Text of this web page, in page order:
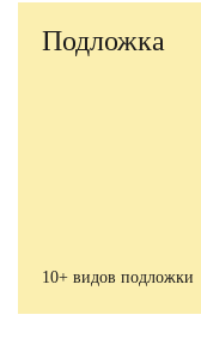
Подложка
10+ видов подложки